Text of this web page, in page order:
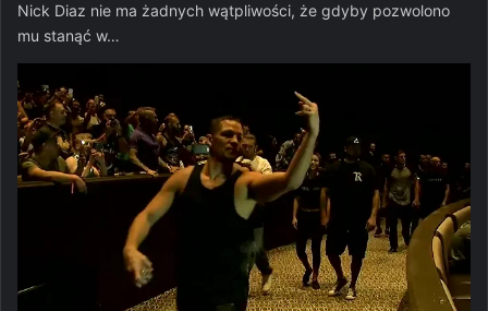
Nick Diaz nie ma żadnych wątpliwości, że gdyby pozwolono
mu stanąć w…